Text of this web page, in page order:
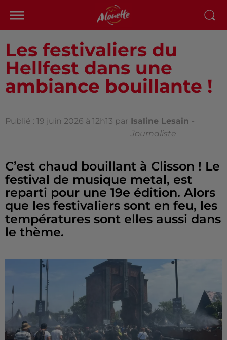
Les festivaliers du
Hellfest dans une
ambiance bouillante !
Publié : 19 juin 2026 à 12h13 par Isaline Lesain -
Journaliste
C’est chaud bouillant à Clisson ! Le
festival de musique metal, est
reparti pour une 19e édition. Alors
que les festivaliers sont en feu, les
températures sont elles aussi dans
le thème.